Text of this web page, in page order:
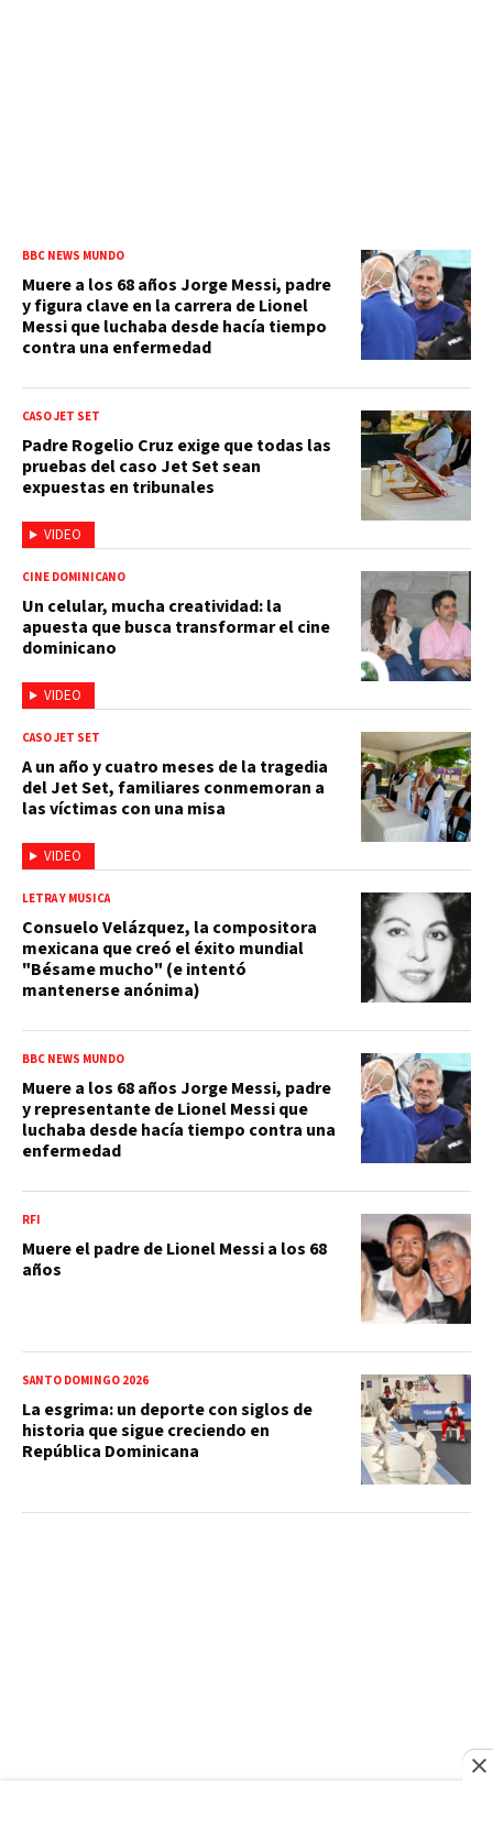
BBC NEWS MUNDO
Muere a los 68 años Jorge Messi, padre
y figura clave en la carrera de Lionel
Messi que luchaba desde hacía tiempo
contra una enfermedad
VIDEO
CASO JET SET
Padre Rogelio Cruz exige que todas las
pruebas del caso Jet Set sean
expuestas en tribunales
VIDEO
CINE DOMINICANO
Un celular, mucha creatividad: la
apuesta que busca transformar el cine
dominicano
VIDEO
CASO JET SET
A un año y cuatro meses de la tragedia
del Jet Set, familiares conmemoran a
las víctimas con una misa
LETRA Y MÚSICA
Consuelo Velázquez, la compositora
mexicana que creó el éxito mundial
"Bésame mucho" (e intentó
mantenerse anónima)
BBC NEWS MUNDO
Muere a los 68 años Jorge Messi, padre
y representante de Lionel Messi que
luchaba desde hacía tiempo contra una
enfermedad
RFI
Muere el padre de Lionel Messi a los 68
años
SANTO DOMINGO 2026
La esgrima: un deporte con siglos de
historia que sigue creciendo en
República Dominicana